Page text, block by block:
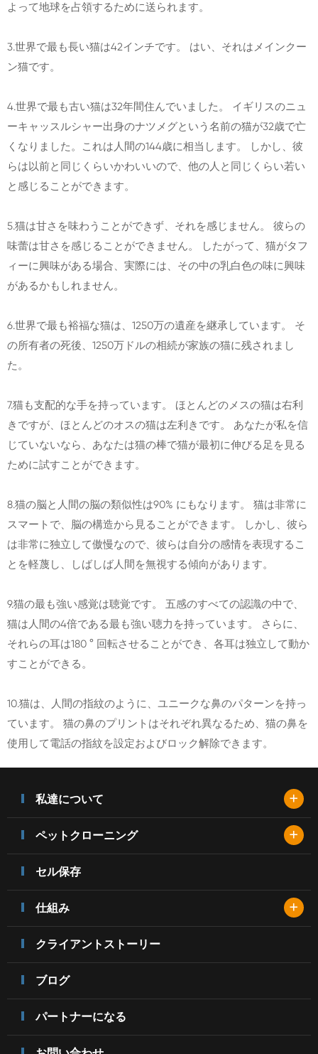
よって地球を占領するために送られます。
3.世界で最も長い猫は42インチです。 はい、それはメインクー
ン猫です。
4.世界で最も古い猫は32年間住んでいました。 イギリスのニュ
ーキャッスルシャー出身のナツメグという名前の猫が32歳で亡
くなりました。これは人間の144歳に相当します。 しかし、彼
らは以前と同じくらいかわいいので、他の人と同じくらい若い
と感じることができます。
5.猫は甘さを味わうことができず、それを感じません。 彼らの
味蕾は甘さを感じることができません。 したがって、猫がタフ
ィーに興味がある場合、実際には、その中の乳白色の味に興味
があるかもしれません。
6.世界で最も裕福な猫は、1250万の遺産を継承しています。 そ
の所有者の死後、1250万ドルの相続が家族の猫に残されまし
た。
7.猫も支配的な手を持っています。 ほとんどのメスの猫は右利
きですが、ほとんどのオスの猫は左利きです。 あなたが私を信
じていないなら、あなたは猫の棒で猫が最初に伸びる足を見る
ために試すことができます。
8.猫の脳と人間の脳の類似性は90% にもなります。 猫は非常に
スマートで、脳の構造から見ることができます。 しかし、彼ら
は非常に独立して傲慢なので、彼らは自分の感情を表現するこ
とを軽蔑し、しばしば人間を無視する傾向があります。
9.猫の最も強い感覚は聴覚です。 五感のすべての認識の中で、
猫は人間の4倍である最も強い聴力を持っています。 さらに、
それらの耳は180 ° 回転させることができ、各耳は独立して動か
すことができる。
10.猫は、人間の指紋のように、ユニークな鼻のパターンを持っ
ています。 猫の鼻のプリントはそれぞれ異なるため、猫の鼻を
使用して電話の指紋を設定およびロック解除できます。
私達について +
ペットクローニング +
セル保存
仕組み +
クライアントストーリー
ブログ
パートナーになる